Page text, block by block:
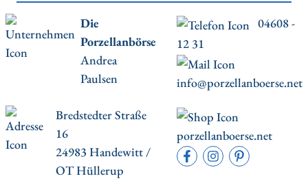
Die
Porzellanbörse
Andrea
Paulsen
04608 -
12 31
info@porzellanboerse.net
Bredstedter Straße
16
24983 Handewitt /
OT Hüllerup
porzellanboerse.net